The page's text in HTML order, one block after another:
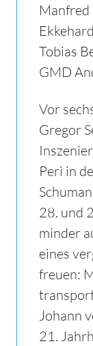
Manfred
Tobias
GMD
Vor
Gregor
Peri in
28. und
minder
eines
freuen:
Johann
21.